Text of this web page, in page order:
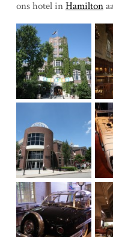
ons hotel inHamilton